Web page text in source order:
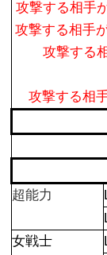
攻撃する相手
攻撃する相手
攻撃する
攻撃する相
超能力
女戦士